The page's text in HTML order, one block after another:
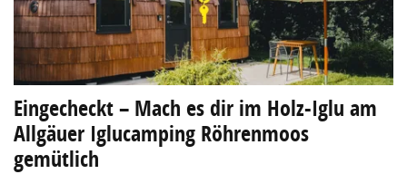
Eingecheckt – Mach es dir im Holz-Iglu am
Allgäuer Iglucamping Röhrenmoos
gemütlich